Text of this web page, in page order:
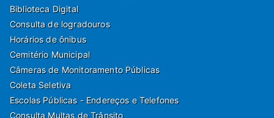
Biblioteca Digital
Consulta de logradouros
Horários de ônibus
Cemitério Municipal
Câmeras de Monitoramento Públicas
Coleta Seletiva
Escolas Públicas - Endereços e Telefones
Consulta Multas de Trânsito